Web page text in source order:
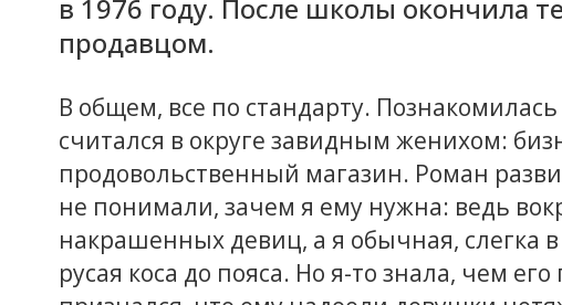
в 1976 году. После школы окончила
продавцом.
В общем, все по стандарту.
считался в округе завидным женихом:
продовольственный магазин. Роман
не понимали, зачем я ему нужна: ведь
накрашенных девиц, а я обычная, слегка в
русая коса до пояса. Но я-то знала, чем